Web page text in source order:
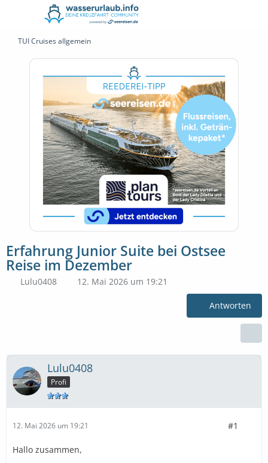
TUI Cruises allgemein
Erfahrung Junior Suite bei Ostsee
Reise im Dezember
Lulu0408 12. Mai 2026 um 19:21
Antworten
Lulu0408
Profi
12. Mai 2026 um 19:21 #1
Hallo zusammen,